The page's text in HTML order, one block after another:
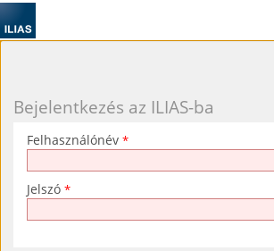
Bejelentkezés az ILIAS-ba
Felhasználónév *
Jelszó *